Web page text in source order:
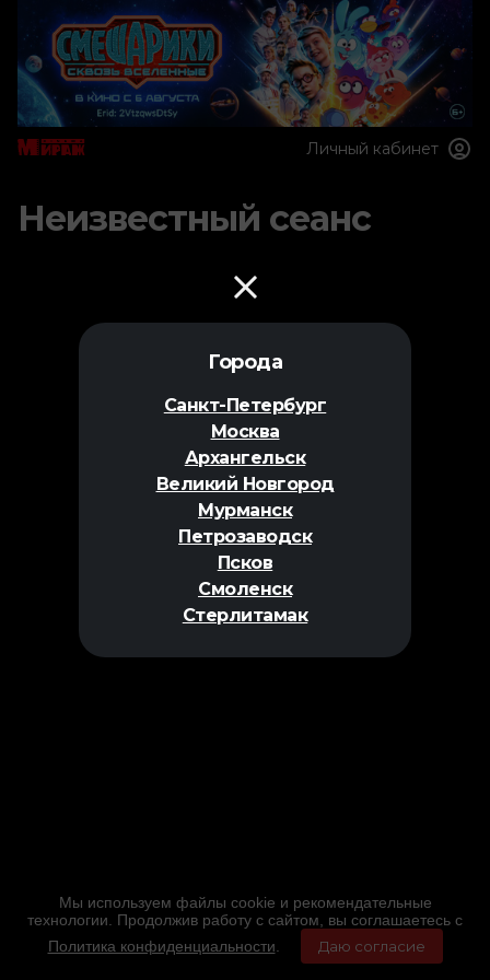
Города
Санкт-Петербург
Москва
Архангельск
Великий Новгород
Мурманск
Петрозаводск
Псков
Смоленск
Стерлитамак
Личный кабинет
Неизвестный сеанс
Мы используем файлы cookie и рекомендательные
технологии. Продолжив работу с сайтом, вы соглашаетесь с
Политика конфиденциальности
Даю согласие